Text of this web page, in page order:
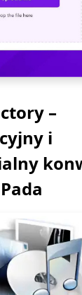
–
i